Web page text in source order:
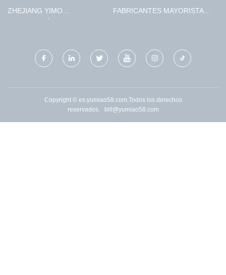
ZHEJIANG YIMO
FABRICANTES MAYORISTAS
Copyright © es.yumiao58.com,Todos los derechos
reservados.
bill@yumiao58.com